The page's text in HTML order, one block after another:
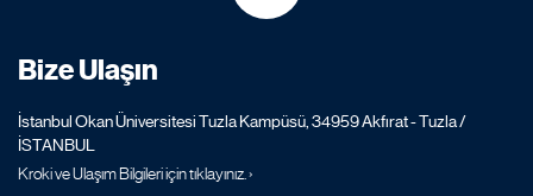
Bize Ulaşın
İstanbul Okan Üniversitesi Tuzla Kampüsü, 34959 Akfırat - Tuzla /
İSTANBUL
Kroki ve Ulaşım Bilgileri için tıklayınız. ›